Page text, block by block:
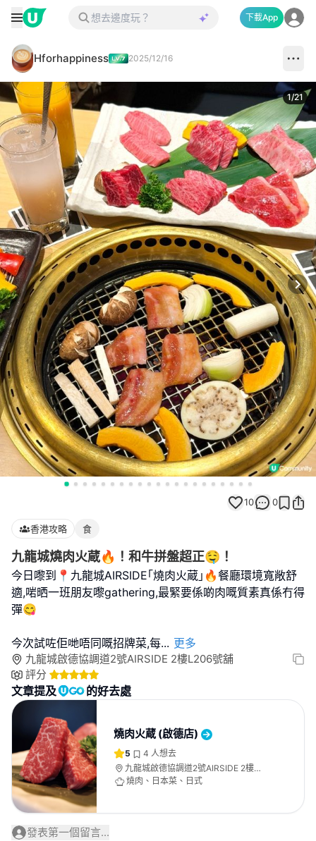
下載App
Hforhappiness 2025/12/16
1/21
10 0
香港攻略 食
九龍城燒肉火蔵🔥！和牛拼盤超正🤤！
今日嚟到📍九龍城AIRSIDE｢燒肉火蔵｣🔥餐廳環境寬敞舒
適,啱晒一班朋友嚟gathering,最緊要係啲肉嘅質素真係冇得
彈😋
今次試咗佢哋唔同嘅招牌菜,每... 更多
九龍城啟德協調道2號AIRSIDE 2樓L206號舖
評分
文章提及 的好去處
燒肉火蔵 (啟德店)
5 4 人想去
九龍城啟德協調道2號AIRSIDE 2樓
L206號舖
燒肉、日本菜、日式
發表第一個留言...